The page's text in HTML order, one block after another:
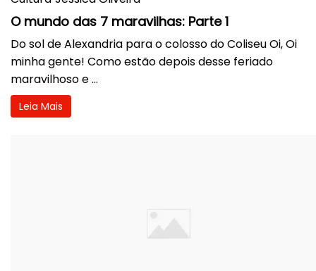
O mundo das 7 maravilhas: Parte 1
Do sol de Alexandria para o colosso do Coliseu Oi, Oi
minha gente! Como estão depois desse feriado
maravilhoso e ...
Leia Mais